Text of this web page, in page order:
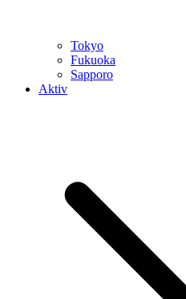
Tokyo
Fukuoka
Sapporo
Aktiv